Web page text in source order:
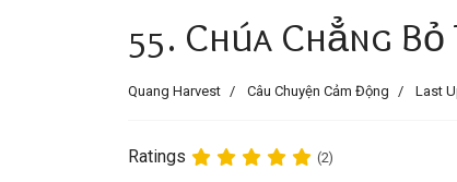
55. Chúa Chẳng Bỏ
Quang Harvest Câu Chuyện Cảm Động Last
Ratings (2)